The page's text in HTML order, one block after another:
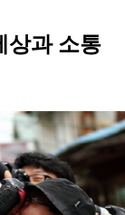
상과 소통